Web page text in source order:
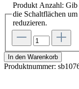
Produkt Anzahl: Gib
die Schaltflächen
reduzieren.
In den Warenkorb
Produktnummer: